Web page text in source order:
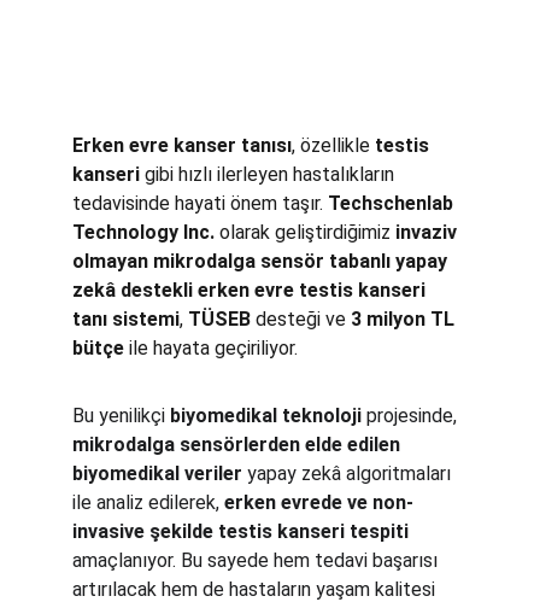
Erken evre kanser tanısı, özellikle testis
kanseri gibi hızlı ilerleyen hastalıkların
tedavisinde hayati önem taşır. Techschenlab
Technology Inc. olarak geliştirdiğimiz invaziv
olmayan mikrodalga sensör tabanlı yapay
zekâ destekli erken evre testis kanseri
tanı sistemi, TÜSEB desteği ve 3 milyon TL
bütçe ile hayata geçiriliyor.
Bu yenilikçi biyomedikal teknoloji projesinde,
mikrodalga sensörlerden elde edilen
biyomedikal veriler yapay zekâ algoritmaları
ile analiz edilerek, erken evrede ve non-
invasive şekilde testis kanseri tespiti
amaçlanıyor. Bu sayede hem tedavi başarısı
artırılacak hem de hastaların yaşam kalitesi